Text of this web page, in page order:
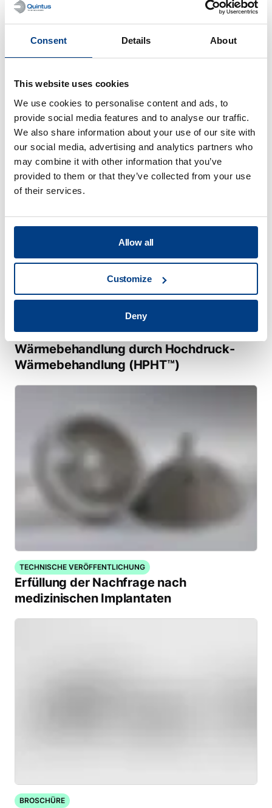
Consent Details About
This website uses cookies
We use cookies to personalise content and ads, to
provide social media features and to analyse our traffic.
We also share information about your use of our site with
our social media, advertising and analytics partners who
may combine it with other information that you’ve
provided to them or that they’ve collected from your use
of their services.
Allow all
Customize
Deny
WEBINAR
Heißisostatisches Pressen (HIP) für die
additive Fertigung mit Metallen
Reduzierung von Verformungen bei der
Wärmebehandlung durch Hochdruck-
Wärmebehandlung (HPHT™)
TECHNISCHE VERÖFFENTLICHUNG
Erfüllung der Nachfrage nach
medizinischen Implantaten
BROSCHÜRE